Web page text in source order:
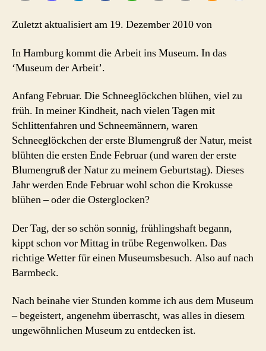
Zuletzt aktualisiert am 19. Dezember 2010 von
In Hamburg kommt die Arbeit ins Museum. In das
‘Museum der Arbeit’.
Anfang Februar. Die Schneeglöckchen blühen, viel zu
früh. In meiner Kindheit, nach vielen Tagen mit
Schlittenfahren und Schneemännern, waren
Schneeglöckchen der erste Blumengruß der Natur, meist
blühten die ersten Ende Februar (und waren der erste
Blumengruß der Natur zu meinem Geburtstag). Dieses
Jahr werden Ende Februar wohl schon die Krokusse
blühen – oder die Osterglocken?
Der Tag, der so schön sonnig, frühlingshaft begann,
kippt schon vor Mittag in trübe Regenwolken. Das
richtige Wetter für einen Museumsbesuch. Also auf nach
Barmbeck.
Nach beinahe vier Stunden komme ich aus dem Museum
– begeistert, angenehm überrascht, was alles in diesem
ungewöhnlichen Museum zu entdecken ist.